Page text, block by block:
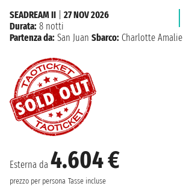
Esterna da 4.604 €
prezzo per persona Tasse incluse
SEADREAM II
27 NOV 2026
Durata: 8 notti
Partenza da: San Juan Sbarco: Charlotte Amalie